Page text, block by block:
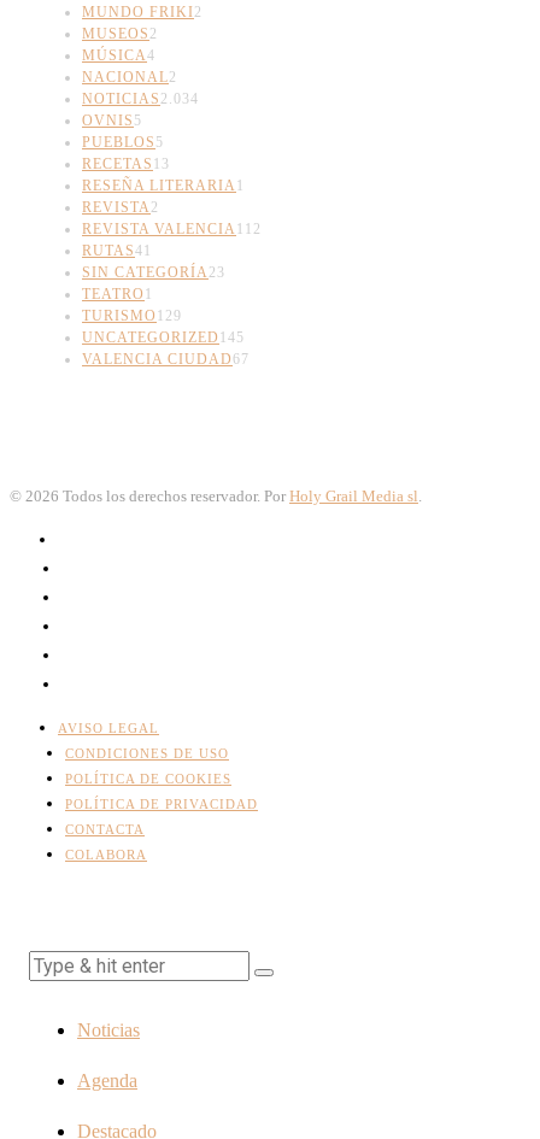
MUNDO FRIKI2
MUSEOS 2
MÚSICA4
NACIONAL2
NOTICIAS 2.034
OVNIS 5
PUEBLOS 5
RECETAS 13
RESEÑA LITERARIA 1
REVISTA 2
REVISTA VALENCIA 112
RUTAS41
SIN CATEGORÍA 23
TEATRO 1
TURISMO 129
UNCATEGORIZED 145
VALENCIA CIUDAD67
© 2026 Todos los derechos reservador. Por Holy Grail Media sl
AVISO LEGAL
CONDICIONES DE USO
POLÍTICA DE COOKIES
POLÍTICA DE PRIVACIDAD
CONTACTA
COLABORA
Noticias
Agenda
Destacado